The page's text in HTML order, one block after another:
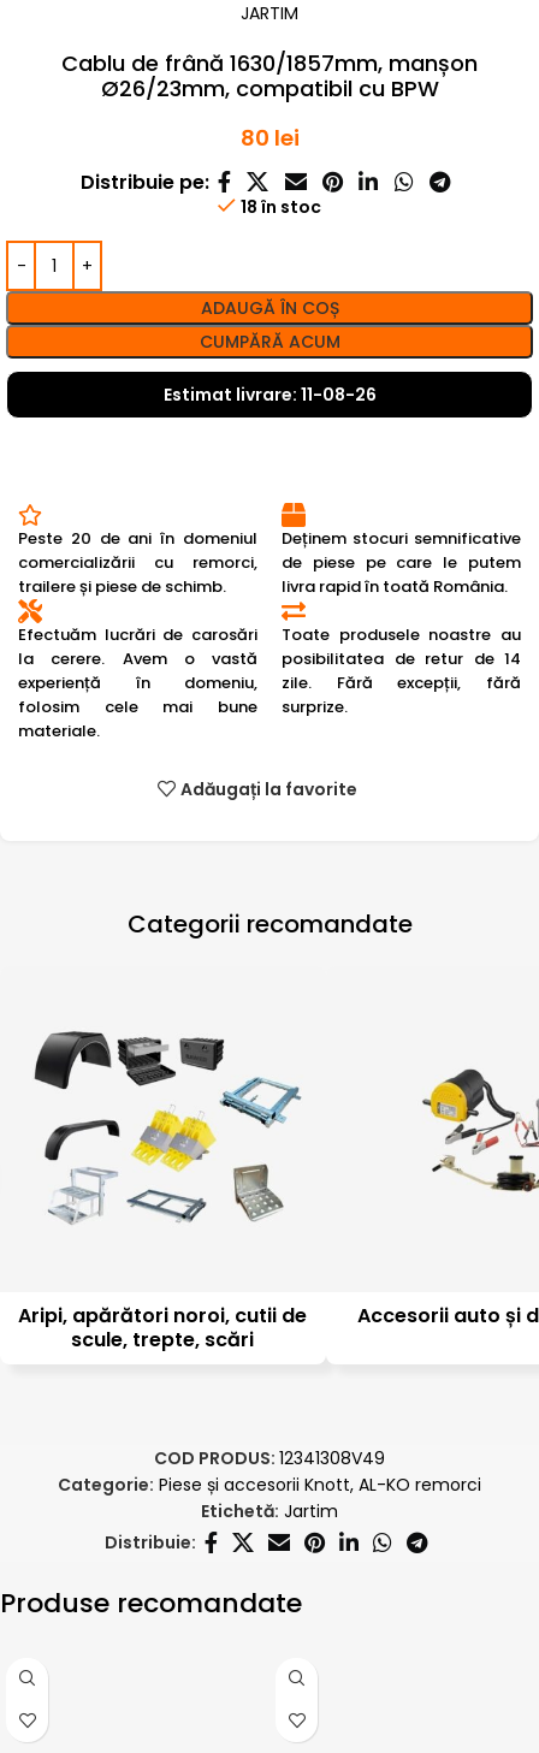
JARTIM
Cablu de frână 1630/1857mm, manșon
Ø26/23mm, compatibil cu BPW
80 lei
Distribuie pe:
18 în stoc
ADAUGĂ ÎN COȘ
CUMPĂRĂ ACUM
Estimat livrare: 11-08-26
Peste 20 de ani în domeniul
comercializării cu remorci,
trailere și piese de schimb.
Efectuăm lucrări de carosări
la cerere. Avem o vastă
experiență în domeniu,
folosim cele mai bune
materiale.
Deținem stocuri semnificative
de piese pe care le putem
livra rapid în toată România.
Toate produsele noastre au
posibilitatea de retur de 14
zile. Fără excepții, fără
surprize.
Adăugați la favorite
Categorii recomandate
Aripi, apărători noroi, cutii de
scule, trepte, scări
Accesorii auto și
COD PRODUS: 12341308V49
Categorie: Piese și accesorii Knott, AL-KO remorci
Etichetă: Jartim
Distribuie:
Produse recomandate